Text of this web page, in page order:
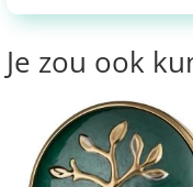
Je zou ook